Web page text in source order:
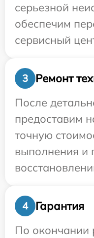
серьезной
обеспечим
сервисный
3
Ремонт
После
предоставим
точную
выполнения и
4
Гарантия
По окончании